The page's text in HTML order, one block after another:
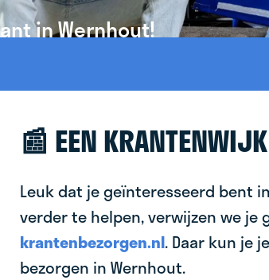
in Wernhout!
📰 EEN
Leuk dat je geïnteresseerd bent
verder te helpen, verwijzen we je
krantenbezorgen.nl. Daar kun je
bezorgen in Wernhout.